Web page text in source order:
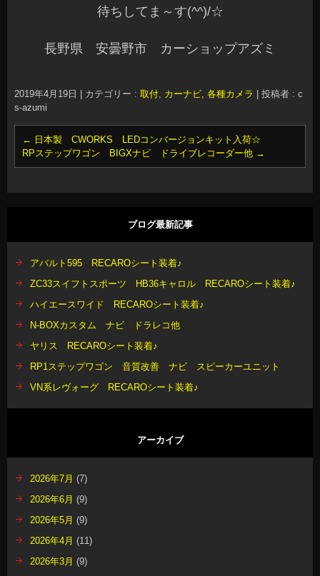
待ちしてま～す(^^)/☆
長野県 安曇野市 カーショップアズミ
2019年4月19日 カテゴリー : 取付, カーナビ, 各種カメラ
投稿者 : c
s-azumi
← 日本製 CWORKS LEDコンバージョンキット入荷☆
RPステップワゴン BIGXナビ ドライブレコーダー他 →
ブログ最新記事
アバルト595 RECAROシート装着♪
ZC33スイフトスポーツ HB36キャロル RECAROシート装着♪
ハイエースワイド RECAROシート装着♪
N-BOXカスタム ナビ ドラレコ他
ヤリス RECAROシート装着♪
RP1ステップワゴン 音質改善 ナビ スピーカーユニット
VN系レヴォーグ RECAROシート装着♪
アーカイブ
2026年7月 (7)
2026年6月 (9)
2026年5月 (9)
2026年4月 (11)
2026年3月 (9)